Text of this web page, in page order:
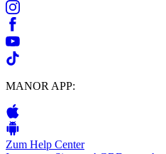
MANOR APP:
Zum Help Center